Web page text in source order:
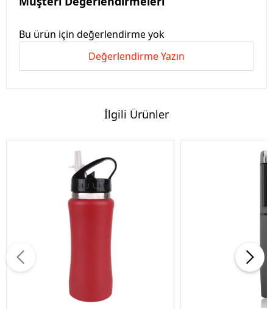
Bu ürün için değerlendirme yok
Değerlendirme Yazın
İlgili Ürünler